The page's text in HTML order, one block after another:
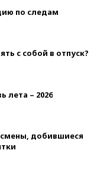
по следам
с собой в отпуск?
лета – 2026
добившиеся